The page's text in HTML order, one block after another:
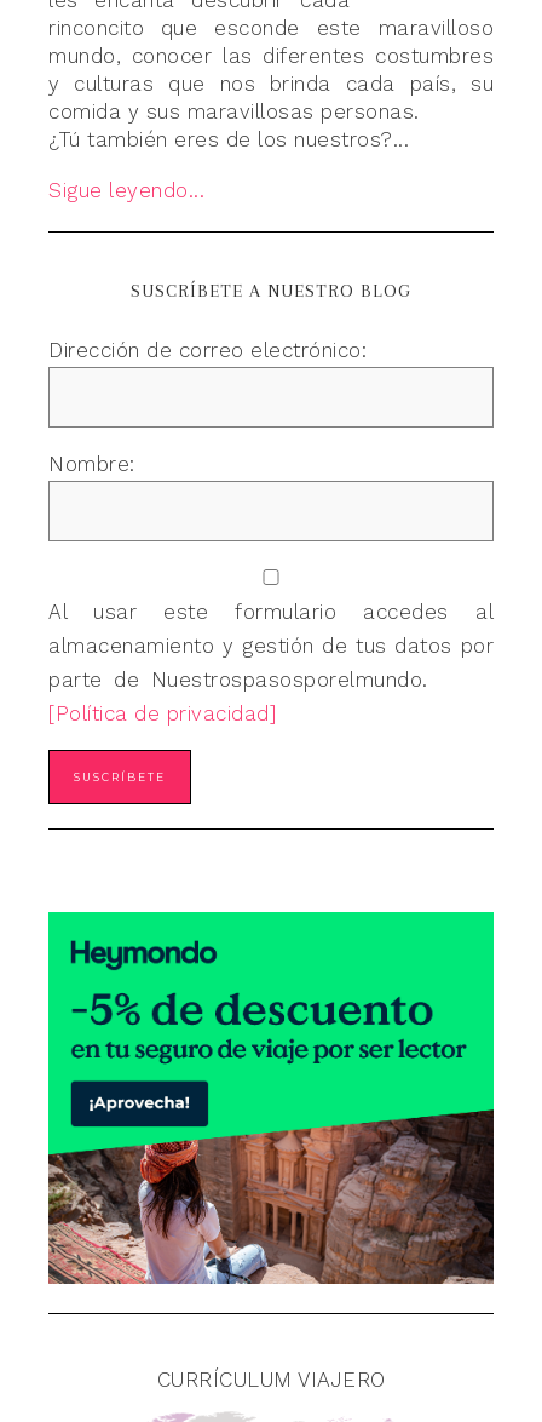
rinconcito que esconde este maravilloso
mundo, conocer las diferentes costumbres
y culturas que nos brinda cada país, su
comida y sus maravillosas personas.
¿Tú también eres de los nuestros?...
Sigue leyendo...
SUSCRÍBETE A NUESTRO BLOG
Dirección de correo electrónico:
Nombre:
Al usar este formulario accedes al
almacenamiento y gestión de tus datos por
parte de Nuestrospasosporelmundo.
[Política de privacidad]
CURRÍCULUM VIAJERO